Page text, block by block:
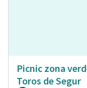
Picnic zona
Toros de Segur